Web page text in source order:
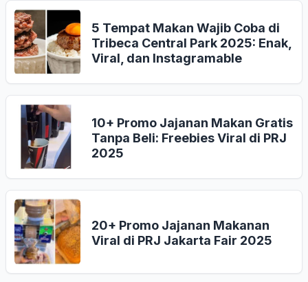
5 Tempat Makan Wajib Coba di
Tribeca Central Park 2025: Enak,
Viral, dan Instagramable
10+ Promo Jajanan Makan Gratis
Tanpa Beli: Freebies Viral di PRJ
2025
20+ Promo Jajanan Makanan
Viral di PRJ Jakarta Fair 2025